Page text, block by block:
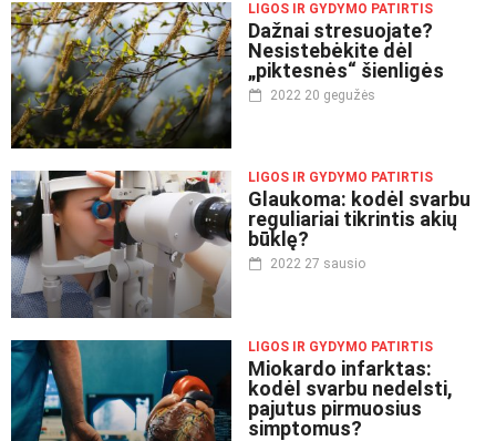
LIGOS IR GYDYMO PATIRTIS
Dažnai stresuojate?
Nesistebėkite dėl
„piktesnės“ šienligės
2022 20 gegužės
LIGOS IR GYDYMO PATIRTIS
Glaukoma: kodėl svarbu
reguliariai tikrintis akių
būklę?
2022 27 sausio
LIGOS IR GYDYMO PATIRTIS
Miokardo infarktas:
kodėl svarbu nedelsti,
pajutus pirmuosius
simptomus?